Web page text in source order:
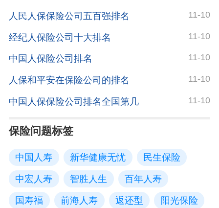
人民人保保险公司五百强排名 11-10
经纪人保险公司十大排名 11-10
中国人保险公司排名 11-10
人保和平安在保险公司的排名 11-10
中国人保保险公司排名全国第几 11-10
保险问题标签
中国人寿 新华健康无忧 民生保险
中宏人寿 智胜人生 百年人寿
国寿福 前海人寿 返还型 阳光保险